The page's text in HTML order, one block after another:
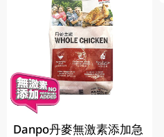
Danpo丹麥無激素添加急